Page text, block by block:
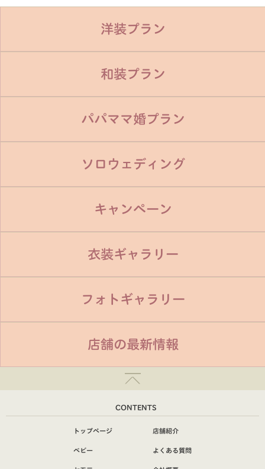
洋装プラン
和装プラン
パパママ婚プラン
ソロウェディング
キャンペーン
衣装ギャラリー
フォトギャラリー
店舗の最新情報
CONTENTS
トップページ
ベビー
店舗紹介
よくある質問